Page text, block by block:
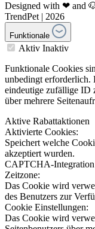
Designed with ❤ and
TrendPet | 2026
Funktionale
Aktiv Inaktiv
Funktionale Cookies
unbedingt erforderlich.
eindeutige zufällige ID
über mehrere
Aktive Rabattaktionen
Aktivierte Cookies:
Speichert welche
akzeptiert wurden.
CAPTCHA-Integration
Zeitzone:
Das Cookie wird
des Benutzers zur
Cookie Einstellungen:
Das Cookie wird